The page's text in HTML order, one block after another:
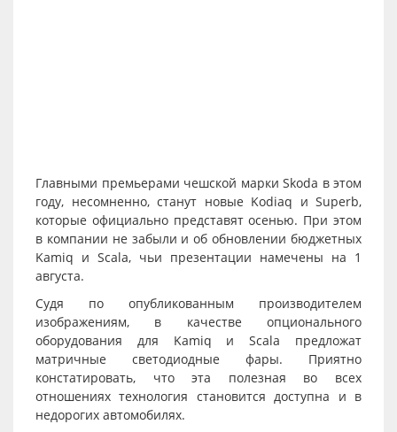
Главными премьерами чешской марки Skoda в этом
году, несомненно, станут новые Kodiaq и Superb,
которые официально представят осенью. При этом
в компании не забыли и об обновлении бюджетных
Kamiq и Scala, чьи презентации намечены на 1
августа.
Судя по опубликованным производителем
изображениям, в качестве опционального
оборудования для Kamiq и Scala предложат
матричные светодиодные фары. Приятно
констатировать, что эта полезная во всех
отношениях технология становится доступна и в
недорогих автомобилях.